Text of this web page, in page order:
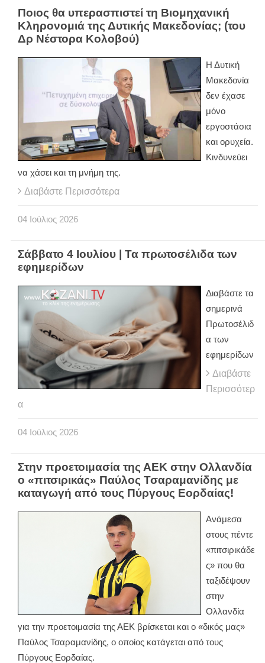
Ποιος θα υπερασπιστεί τη Βιομηχανική
Κληρονομιά της Δυτικής Μακεδονίας; (του
Δρ Νέστορα Κολοβού)
Η Δυτική
Μακεδονία
δεν έχασε
μόνο
εργοστάσια
και ορυχεία.
Κινδυνεύει
να χάσει και τη μνήμη της.
Διαβάστε Περισσότερα
04 Ιούλιος 2026
Σάββατο 4 Ιουλίου | Τα πρωτοσέλιδα των
εφημερίδων
Διαβάστε τα
σημερινά
Πρωτοσέλιδ
α των
εφημερίδων
Διαβάστε
Περισσότερ
α
04 Ιούλιος 2026
Στην προετοιμασία της ΑΕΚ στην Ολλανδία
ο «πιτσιρικάς» Παύλος Τσαραμανίδης με
καταγωγή από τους Πύργους Εορδαίας!
Ανάμεσα
στους πέντε
«πιτσιρικάδε
ς» που θα
ταξιδέψουν
στην
Ολλανδία
για την προετοιμασία της ΑΕΚ βρίσκεται και ο «δικός μας»
Παύλος Τσαραμανίδης, ο οποίος κατάγεται από τους
Πύργους Εορδαίας.